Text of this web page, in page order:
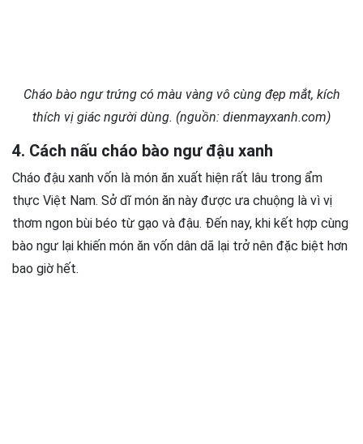
Cháo bào ngư trứng có màu vàng vô cùng đẹp mắt, kích
thích vị giác người dùng. (nguồn: dienmayxanh.com)
4. Cách nấu cháo bào ngư đậu xanh
Cháo đậu xanh vốn là món ăn xuất hiện rất lâu trong ẩm
thực Việt Nam. Sở dĩ món ăn này được ưa chuộng là vì vị
thơm ngon bùi béo từ gạo và đậu. Đến nay, khi kết hợp cùng
bào ngư lại khiến món ăn vốn dân dã lại trở nên đặc biệt hơn
bao giờ hết.